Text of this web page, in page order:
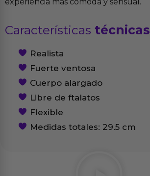
Características técnicas
Realista
Fuerte ventosa
Cuerpo alargado
Libre de ftalatos
Flexible
Medidas totales: 29.5 cm